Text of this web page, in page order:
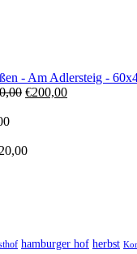
- Am Adlersteig -
Ursprünglicher
€200,00Aktueller
20,00
hamburger hof herbst